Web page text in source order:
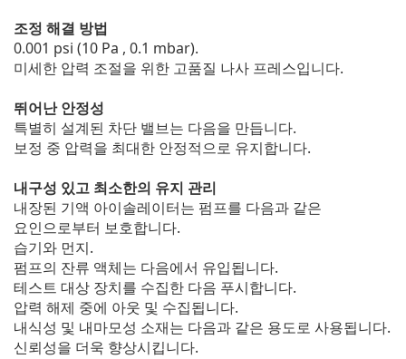
조정 해결 방법
0.001 psi (10 Pa , 0.1 mbar).
미세한 압력 조절을 위한 고품질 나사 프레스입니다.
뛰어난 안정성
특별히 설계된 차단 밸브는 다음을 만듭니다.
보정 중 압력을 최대한 안정적으로 유지합니다.
내구성 있고 최소한의 유지 관리
내장된 기액 아이솔레이터는 펌프를 다음과 같은
요인으로부터 보호합니다.
습기와 먼지.
펌프의 잔류 액체는 다음에서 유입됩니다.
테스트 대상 장치를 수집한 다음 푸시합니다.
압력 해제 중에 아웃 및 수집됩니다.
내식성 및 내마모성 소재는 다음과 같은 용도로 사용됩니다.
신뢰성을 더욱 향상시킵니다.